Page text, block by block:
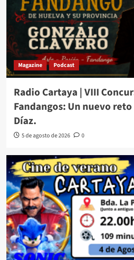
Magazine Podcast
Radio Cartaya | VIII
Fandangos: Un nuevo
Díaz.
5 de agosto de 2026 0